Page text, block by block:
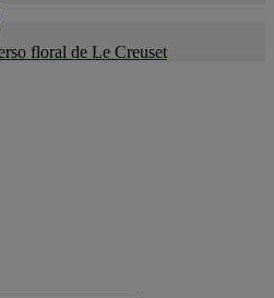
floral de Le Creuset